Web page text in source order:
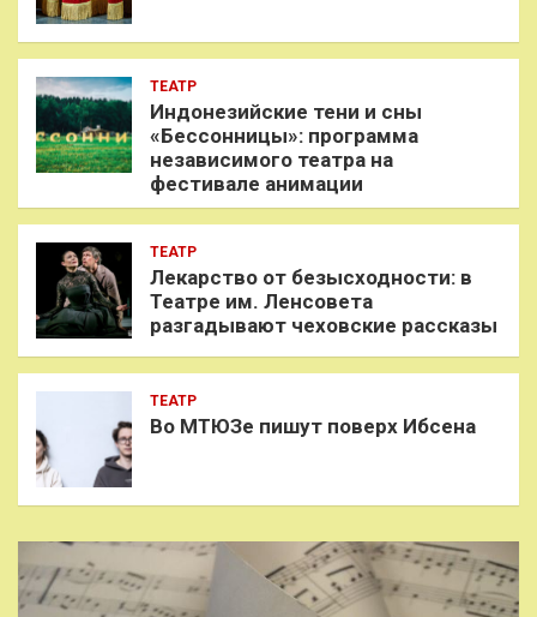
ТЕАТР
Индонезийские тени и сны
«Бессонницы»: программа
независимого театра на
фестивале анимации
ТЕАТР
Лекарство от безысходности: в
Театре им. Ленсовета
разгадывают чеховские рассказы
ТЕАТР
Во МТЮЗе пишут поверх Ибсена